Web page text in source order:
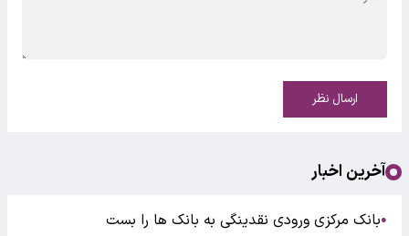
ارسال نظر
آخرین اخبار
●بانک مرکزی ورودی نقدینگی به بانک ها را بست